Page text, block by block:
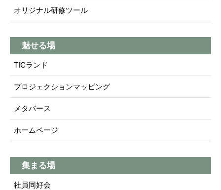
オリジナル研修ツール
魅せる場
TICランド
プロジェクションマッピング
メタバース
ホームページ
集まる場
社員同好会